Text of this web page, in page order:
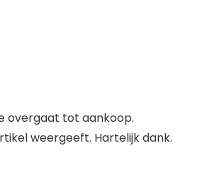
overgaat tot aankoop.
weergeeft. Hartelijk dank.